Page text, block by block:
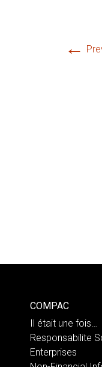
←
COMPAC
Il était une fois…
Responsabilite
Enterprises